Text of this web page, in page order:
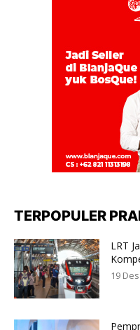
TERPOPULER
LRT
19